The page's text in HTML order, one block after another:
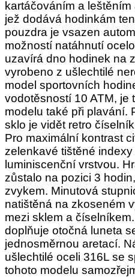
kartáčováním a
jež dodává hodinkám
pouzdra je vsazen
možností natáhnutí
uzavírá dno hodinek na
vyrobeno z ušlechtilé
model sportovních
vodotěsností 10 ATM, je
modelu také při plavání.
sklo je vidět retro
Pro maximální kontrast
zelenkavé tištěné
luminiscenční vrstvou.
zůstalo na pozici 3
zvykem. Minutová
natištěná na zkoseném
mezi sklem a
doplňuje otočná luneta
jednosměrnou aretací.
ušlechtilé oceli 316L se
tohoto modelu